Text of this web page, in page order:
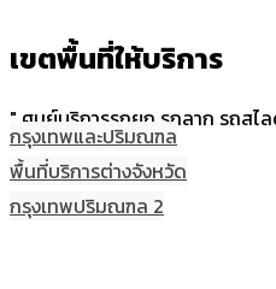
เขตพื้นที่ให้บริการ
" ศูนย์บริการรถยก รถลาก รถสไ
กรุงเทพและปริมณฑล
พื้นที่บริการต่างจังหวัด
กรุงเทพปริมณฑล 2